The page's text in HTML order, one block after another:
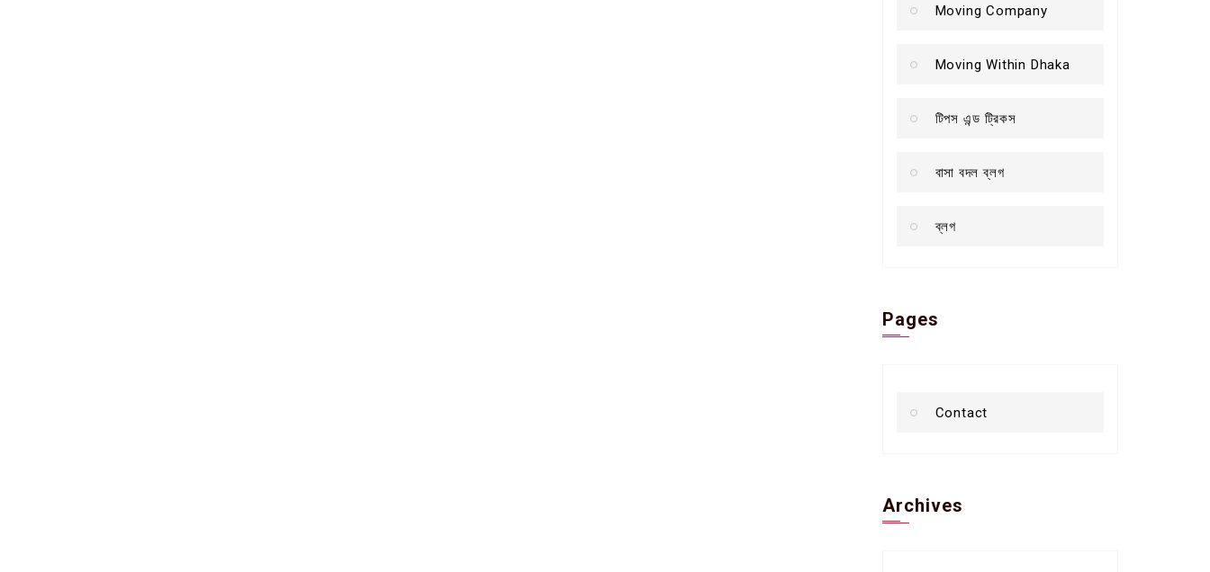
Moving Company
Moving Within Dhaka
টিপস এন্ড ট্রিকস
বাসা বদল ব্লগ
ব্লগ
Pages
Contact
Archives